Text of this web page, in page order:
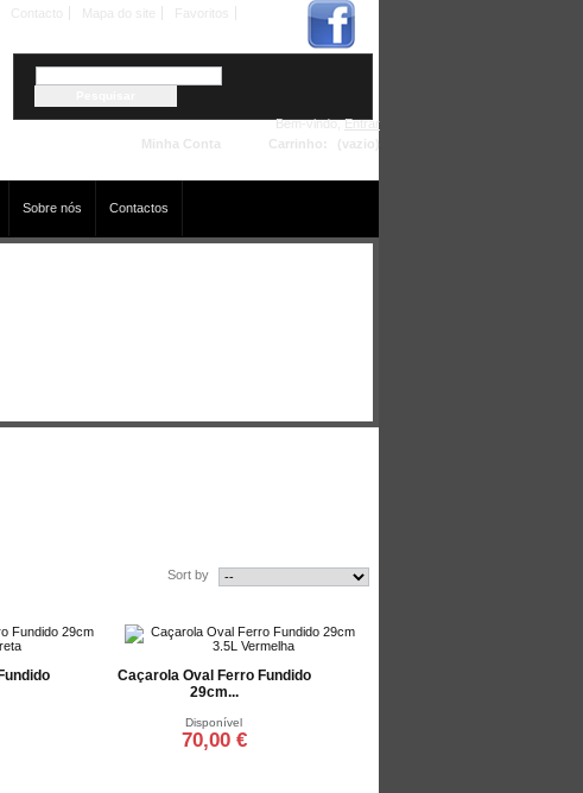
Contacto Mapa do site Favoritos
Bem-vindo,Entrar
Carrinho:
(vazio)
Minha Conta
Sobre nós Contactos
Sort by
Caçarola Oval Ferro Fundido
29cm...
Disponível
70,00 €